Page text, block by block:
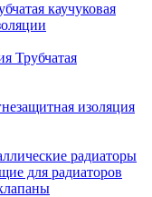
каучуковая
Трубчатая
изоляция
радиаторы
для радиаторов